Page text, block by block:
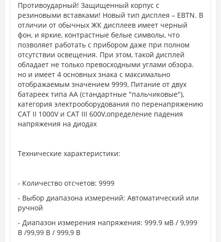
Противоударный! Защищенный корпус с
резиновыми вставками! Новый тип дисплея – EBTN. В
отличии от обычных ЖК дисплеев имеет черный
фон, и яркие, контрастные белые символы, что
позволяет работать с прибором даже при полном
отсутствии освещения. При этом, такой дисплей
обладает не только превосходными углами обзора.
но и имеет 4 основных знака с максимально
отображаемым значением 9999, Питание от двух
батареек типа АА (стандартные "пальчиковые"),
категория электрооборудования по перенапряжению
CAT II 1000V и CAT III 600V,определение падения
напряжения на диодах
Технические характеристики:
- Количество отсчетов: 9999
- Выбор диапазона измерений: Автоматический или
ручной
- Диапазон измерения напряжения: 999.9 мВ / 9,999
В /99,99 В / 999,9 В